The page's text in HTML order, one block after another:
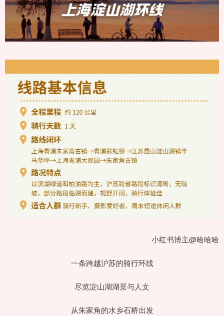
小红书博主@哈哈哈
一条跨越沪苏的骑行环线
尽览淀山湖湖景与人文
从朱家角的水乡石桥出发